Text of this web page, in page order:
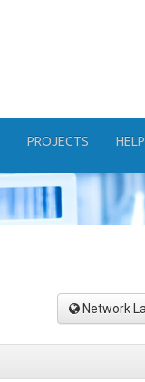
PROJECTS HELP
Network